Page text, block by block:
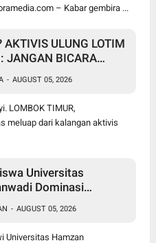
– Kabar gembira ...
AKTIVIS ULUNG LOTIM
JANGAN BICARA
WAJIB CARI SOLUSI,
SURUH RAKYAT DIAM
- AUGUST 05, 2026
LOMBOK TIMUR,
meluap dari kalangan aktivis
Universitas
Dominasi
NTB di Tingkat
- AUGUST 05, 2026
Universitas Hamzan